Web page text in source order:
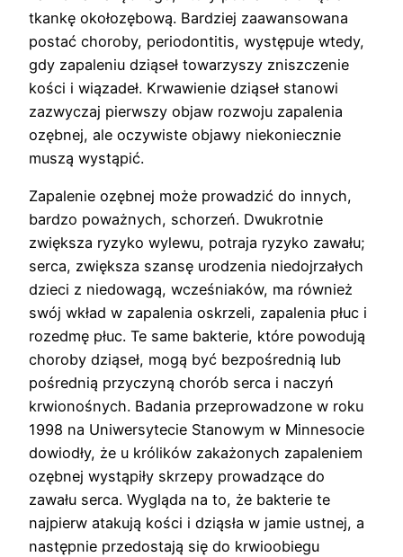
tkankę okołozębową. Bardziej zaawansowana
postać choroby, periodontitis, występuje wtedy,
gdy zapaleniu dziąseł towarzyszy zniszczenie
kości i wiązadeł. Krwawienie dziąseł stanowi
zazwyczaj pierwszy objaw rozwoju zapalenia
ozębnej, ale oczywiste objawy niekoniecznie
muszą wystąpić.
Zapalenie ozębnej może prowadzić do innych,
bardzo poważnych, schorzeń. Dwukrotnie
zwiększa ryzyko wylewu, potraja ryzyko zawału;
serca, zwiększa szansę urodzenia niedojrzałych
dzieci z niedowagą, wcześniaków, ma również
swój wkład w zapalenia oskrzeli, zapalenia płuc i
rozedmę płuc. Te same bakterie, które powodują
choroby dziąseł, mogą być bezpośrednią lub
pośrednią przyczyną chorób serca i naczyń
krwionośnych. Badania przeprowadzone w roku
1998 na Uniwersytecie Stanowym w Minnesocie
dowiodły, że u królików zakażonych zapaleniem
ozębnej wystąpiły skrzepy prowadzące do
zawału serca. Wygląda na to, że bakterie te
najpierw atakują kości i dziąsła w jamie ustnej, a
następnie przedostają się do krwioobiegu